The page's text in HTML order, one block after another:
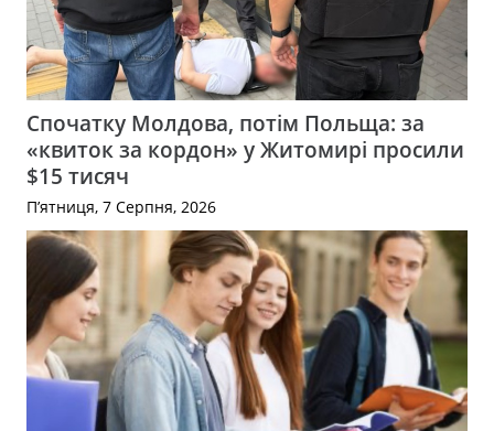
Спочатку Молдова, потім Польща: за
«квиток за кордон» у Житомирі просили
$15 тисяч
П’ятниця, 7 Серпня, 2026